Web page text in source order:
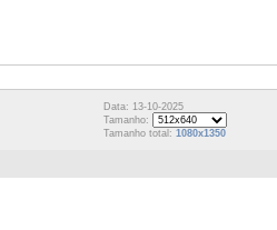
Data: 13-10-2025
Tamanho:
Tamanho total: 1080x1350